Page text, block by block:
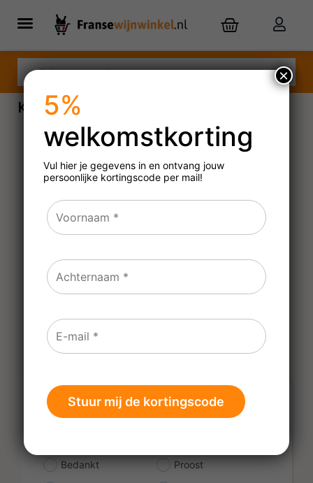
Kaartje oeps
€ 1,95
Bedankt
Proost
5%
welkomstkorting
Vul hier je gegevens in en ontvang jouw
persoonlijke kortingscode per mail!
×